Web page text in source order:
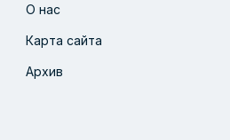
О нас
Карта сайта
Архив